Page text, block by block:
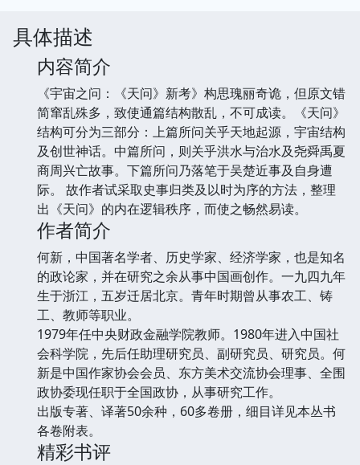
具体描述
内容简介
《宇宙之问：《天问》新考》构思瑰丽奇诡，但原文错
简窜乱殊多，致使通篇结构散乱，不可成读。《天问》
结构可分为三部分：上篇所问关乎天地起源，宇宙结构
及创世神话。中篇所问，则关乎洪水与治水及尧舜禹夏
商周兴亡故事。下篇所问乃落笔于吴楚近事及自身遭
际。 故作者试采取史事归类及以时为序的方法，整理
出《天问》的内在逻辑秩序，而使之畅然易读。
作者简介
何新，中国著名学者、历史学家、经济学家，也是知名
的政论家，并在研究之余从事中国画创作。一九四九年
生于浙江，五岁迁居北京。青年时期曾从事农工、铸
工、教师等职业。
1979年任中央财政金融学院教师。1980年进入中国社
会科学院，先后任助理研究员、副研究员、研究员。何
新是中国作家协会会员、东方美术交流协会理事、全围
政协委现任职于全国政协，从事研究工作。
出版专著、译著50余种，60多卷册，细目详见本丛书
各卷附表。
精彩书评